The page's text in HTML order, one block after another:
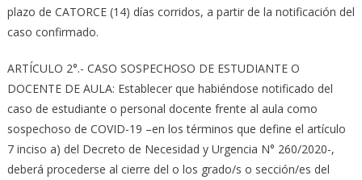
plazo de CATORCE (14) días corridos, a partir de la notificación del
caso confirmado.
ARTÍCULO 2°.- CASO SOSPECHOSO DE ESTUDIANTE O
DOCENTE DE AULA: Establecer que habiéndose notificado del
caso de estudiante o personal docente frente al aula como
sospechoso de COVID-19 –en los términos que define el artículo
7 inciso a) del Decreto de Necesidad y Urgencia N° 260/2020-,
deberá procederse al cierre del o los grado/s o sección/es del